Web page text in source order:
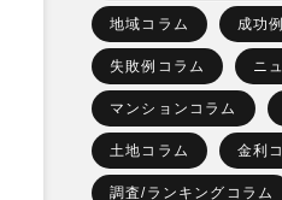
地域コラム 成功
失敗例コラム ニ
マンションコラム
土地コラム 金利
調査/ランキングコラム